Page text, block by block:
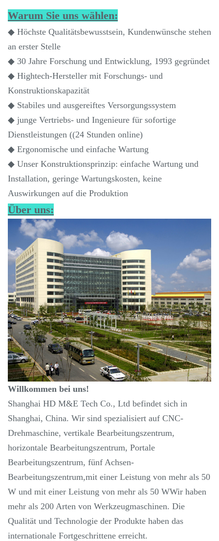
Warum Sie uns wählen:
◆ Höchste Qualitätsbewusstsein, Kundenwünsche stehen
an erster Stelle
◆ 30 Jahre Forschung und Entwicklung, 1993 gegründet
◆ Hightech-Hersteller mit Forschungs- und
Konstruktionskapazität
◆ Stabiles und ausgereiftes Versorgungssystem
◆ junge Vertriebs- und Ingenieure für sofortige
Dienstleistungen ((24 Stunden online)
◆ Ergonomische und einfache Wartung
◆ Unser Konstruktionsprinzip: einfache Wartung und
Installation, geringe Wartungskosten, keine
Auswirkungen auf die Produktion
Über uns:
Willkommen bei uns!
Shanghai HD M&E Tech Co., Ltd befindet sich in
Shanghai, China. Wir sind spezialisiert auf CNC-
Drehmaschine, vertikale Bearbeitungszentrum,
horizontale Bearbeitungszentrum, Portale
Bearbeitungszentrum, fünf Achsen-
Bearbeitungszentrum,mit einer Leistung von mehr als 50
W und mit einer Leistung von mehr als 50 WWir haben
mehr als 200 Arten von Werkzeugmaschinen. Die
Qualität und Technologie der Produkte haben das
internationale Fortgeschrittene erreicht.